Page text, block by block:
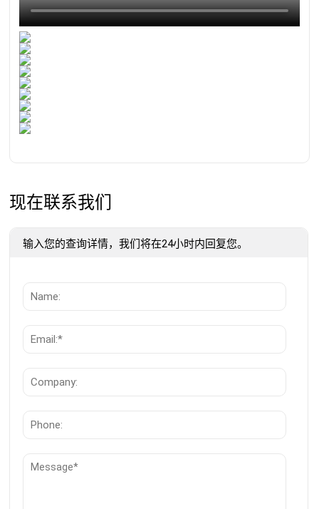
现在联系我们
输入您的查询详情，我们将在24小时内回复您。